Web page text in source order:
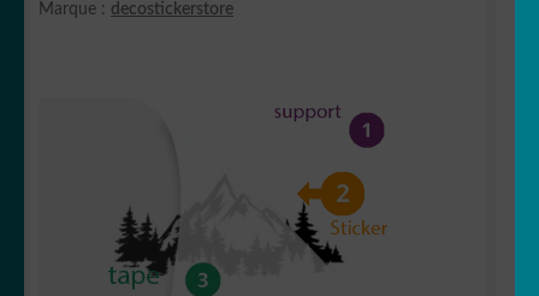
Marque : decostickerstore